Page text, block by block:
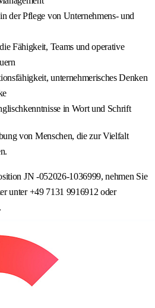
der Pflege von Unternehmens- und
Fähigkeit, Teams und operative
unternehmerisches Denken
in Wort und Schrift
von Menschen, die zur Vielfalt
JN -052026-1036999, nehmen Sie
unter +49 7131 9916912 oder